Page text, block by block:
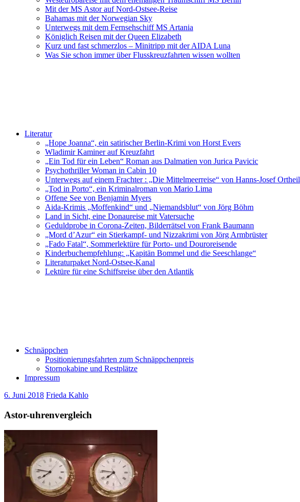
Mit der MS Astor auf Nord-Ostsee-Reise
Bahamas mit der Norwegian Sky
Unterwegs mit dem Fernsehschiff MS Artania
Königlich Reisen mit der Queen Elizabeth
Kurz und fast schmerzlos – Minitripp mit der AIDA Luna
Was Sie schon immer über Flusskreuzfahrten wissen wollten
Literatur
„Hope Joanna“, ein satirischer Berlin-Krimi von Horst Evers
Wladimir Kaminer auf Kreuzfahrt
„Ein Tod für ein Leben“ Roman aus Dalmatien von Jurica Pavicic
Psychothriller Woman in Cabin 10
Unterwegs auf einem Frachter : „Die Mittelmeerreise“ von Hanns-Josef Ortheil
„Tod in Porto“, ein Kriminalroman von Mario Lima
Offene See von Benjamin Myers
Aida-Krimis „Moffenkind“ und „Niemandsblut“ von Jörg Böhm
Land in Sicht, eine Donaureise mit Vatersuche
Geduldprobe in Corona-Zeiten, Bilderrätsel von Frank Baumann
„Mord d’Azur“ ein Stierkampf- und Nizzakrimi von Jörg Armbrüster
„Fado Fatal“, Sommerlektüre für Porto- und Douroreisende
Kinderbuchempfehlung: „Kapitän Bommel und die Seeschlange“
Literaturpaket Nord-Ostsee-Kanal
Lektüre für eine Schiffsreise über den Atlantik
Schnäppchen
Positionierungsfahrten zum Schnäppchenpreis
Stornokabine und Restplätze
Impressum
6. Juni 2018 Frieda Kahlo
Astor-uhrenvergleich